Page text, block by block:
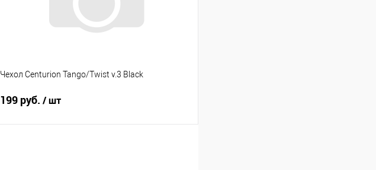
Чехол Centurion Tango/Twist v.3 Black
199 руб. / шт